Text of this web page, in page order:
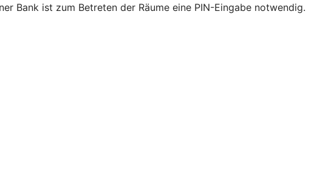
Bank ist zum Betreten der Räume eine PIN-Eingabe notwendig.